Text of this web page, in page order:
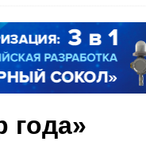
года»